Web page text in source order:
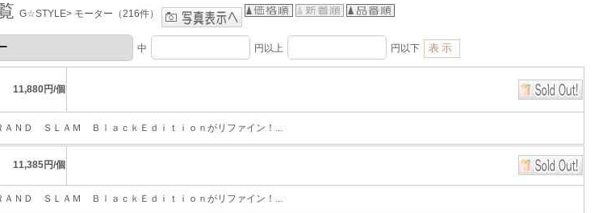
G☆STYLE> モーター（216件）
中 円以上 円以下
11,880円/個
ＡＮＤ ＳＬＡＭ ＢｌａｃｋＥｄｉｔｉｏｎがリファイン！...
11,385円/個
ＡＮＤ ＳＬＡＭ ＢｌａｃｋＥｄｉｔｉｏｎがリファイン！...